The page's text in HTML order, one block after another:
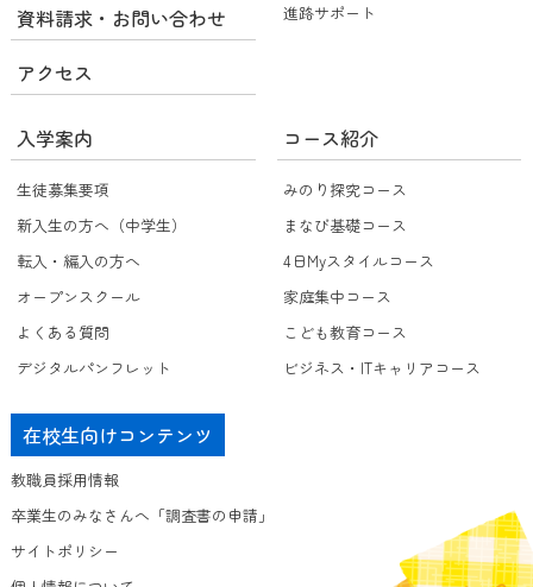
資料請求・お問い合わせ
アクセス
進路サポート
入学案内
生徒募集要項
新入生の方へ（中学生）
転入・編入の方へ
オープンスクール
よくある質問
デジタルパンフレット
コース紹介
みのり探究コース
まなび基礎コース
4日Myスタイルコース
家庭集中コース
こども教育コース
ビジネス・ITキャリアコース
在校生向けコンテンツ
教職員採用情報
卒業生のみなさんへ「調査書の申請」
サイトポリシー